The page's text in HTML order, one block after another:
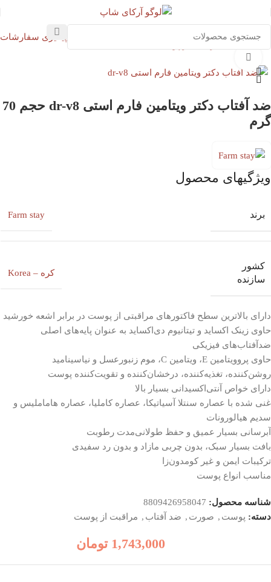
پیگیری سفارشات
پوست مراقبت از پوست
ضد آفتاب دکتر ویتامین فارم استی dr-v8 حجم 70
گرم
ویژگیهای محصول
برند Farm stay
کشور
سازنده
کره – Korea
دارای بالاترین سطح فاکتورهای مراقبتی از پوست در برابر اشعه خورشید
حاوی زینک اکساید و تیتانیوم دی‌اکساید به عنوان پایه‌های اصلی
ضدآفتاب‌های فیزیکی
حاوی پروویتامین E، ویتامین C، موم زنبورعسل و نیاسینامید
روشن‌کننده، تغذیه‌کننده، درخشان‌کننده و تقویت‌کننده پوست
دارای خواص آنتی‌اکسیدانی بسیار بالا
غنی شده با عصاره سنتلا آسیاتیکا، عصاره کاملیا، عصاره هاماملیس و
سدیم هیالورونات
آبرسانی بسیار عمیق و حفظ طولانی‌مدت رطوبت
بافت بسیار سبک، بدون چربی مازاد و بدون رد سفیدی
ترکیبات ایمن و غیر کومدون‌زا
مناسب انواع پوست
شناسه محصول: 8809426958047
دسته: پوست , صورت , ضد آفتاب , مراقبت از پوست
1,743,000 تومان